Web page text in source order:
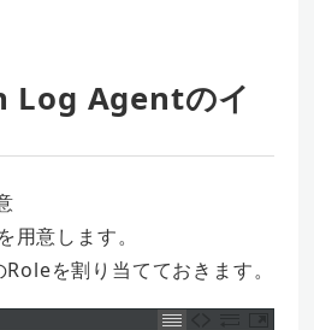
Log Agentのイ
用意します。
を割り当てておきます。